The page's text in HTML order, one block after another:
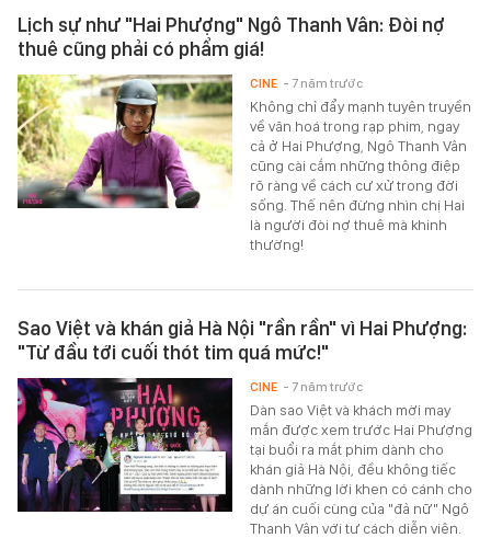
Lịch sự như "Hai Phượng" Ngô Thanh Vân: Đòi nợ
thuê cũng phải có phẩm giá!
Không chỉ đẩy mạnh tuyên truyền
về văn hoá trong rạp phim, ngay
cả ở Hai Phượng, Ngô Thanh Vân
cũng cài cắm những thông điệp
rõ ràng về cách cư xử trong đời
sống. Thế nên đừng nhìn chị Hai
là người đòi nợ thuê mà khinh
thường!
CINE - 7 năm trước
Sao Việt và khán giả Hà Nội "rần rần" vì Hai Phượng:
"Từ đầu tới cuối thót tim quá mức!"
Dàn sao Việt và khách mời may
mắn được xem trước Hai Phượng
tại buổi ra mắt phim dành cho
khán giả Hà Nội, đều không tiếc
dành những lời khen có cánh cho
dự án cuối cùng của "đả nữ" Ngô
Thanh Vân với tư cách diễn viên.
CINE - 7 năm trước